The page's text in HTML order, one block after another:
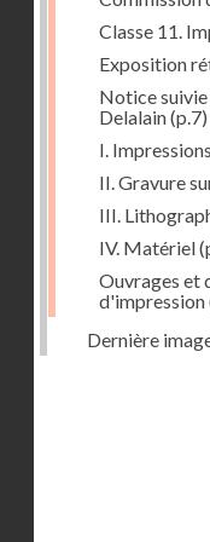
Classe 11.
Exposition
Notice
Delalain(p.7)
I.
II. Gravure
III.
IV. Matériel
Ouvrages et
d'impression
Dernière